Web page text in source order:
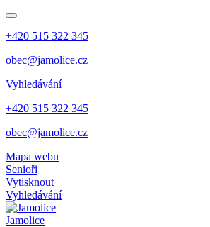
+420 515 322 345
obec@jamolice.cz
Vyhledávání
+420 515 322 345
obec@jamolice.cz
Mapa webu
Senioři
Vytisknout
Vyhledávání
Jamolice